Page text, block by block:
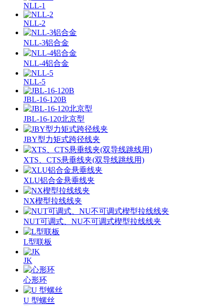
NLL-1
NLL-2
NLL-3铝合金
NLL-4铝合金
NLL-5
JBL-16-120B
JBL-16-120北京型
JBY型力矩式跨径线夹
XTS、CTS悬垂线夹(双导线跳线用)
XLU铝合金悬垂线夹
NX楔型拉线线夹
NUT可调式、NU不可调式楔型拉线线夹
L型联板
JK
心形环
U 型螺丝